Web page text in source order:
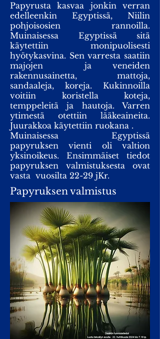
Papyrusta kasvaa jonkin verran
edelleenkin Egyptissä, Niilin
pohjoisosien rannoilla.
Muinaisessa Egyptissä sitä
käytettiin monipuolisesti
hyötykasvina. Sen varresta saatiin
majojen ja veneiden
rakennusainetta, mattoja,
sandaaleja, koreja. Kukinnoilla
voitiin koristella koteja,
temppeleitä ja hautoja. Varren
ytimestä otettiin lääkeaineita.
Juurakkoa käytettiin ruokana .
Muinaisessa Egyptissä
papyruksen vienti oli valtion
yksinoikeus. Ensimmäiset tiedot
papyruksen valmistuksesta ovat
vasta vuosilta 22-29 jKr.
Papyruksen valmistus